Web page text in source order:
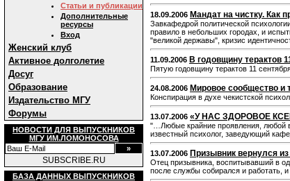
Статьи и публикации
Дополнительные
ресурсы
Вход
Женский клуб
Активное долголетие
Досуг
Образование
Издательство МГУ
Форумы
НОВОСТИ ДЛЯ ВЫПУСКНИКОВ
МГУ ИМ.ЛОМОНОСОВА
SUBSCRIBE.RU
БАЗА ДАННЫХ ВЫПУСКНИКОВ
18.09.2006 Мандат на чистку. Как
Завкафедрой политической
правило в небольших городах, и
"великой державы", кризис
11.09.2006 В годовщину терактов
Пятую годовщину терактов 11
24.08.2006 Мировое сообщество и
Конспирация в духе чекистской
13.07.2006 «У НАС ЗДОРОВОЕ
"…Любые крайние проявления, любой
известный психолог, заведующий
13.07.2006 Призывник вернулся
Отец призывника, воспитывавший в
после службы собирался и работать,